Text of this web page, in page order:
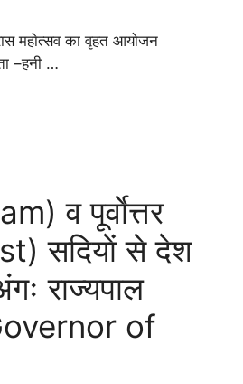
महाेत्सव का वृहत आयाेजन
–हनी …
व पूर्वाेत्तर
सदियाें से देश
राज्यपाल
of